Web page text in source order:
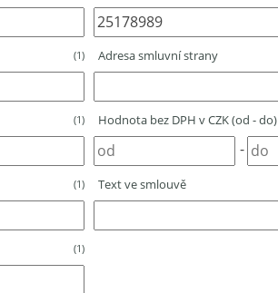
(1)
(1)
(1)
(1)
Adresa smluvní strany
Hodnota bez DPH v CZK (od - do)
-
Text ve smlouvě